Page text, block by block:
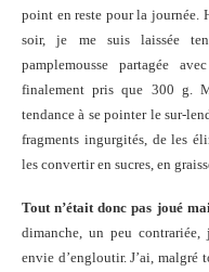
point en reste pour la journée.
soir, je me suis laissée
pamplemousse partagée
finalement pris que 300 g.
tendance à se pointer le sur-
fragments ingurgités, de les
les convertir en sucres, en
Tout n’était donc pas joué
dimanche, un peu
envie d’engloutir. J’ai, malgré